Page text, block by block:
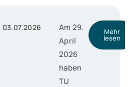
03.07.2026
Am 29.
April
2026
haben
TU
Mehr
lesen